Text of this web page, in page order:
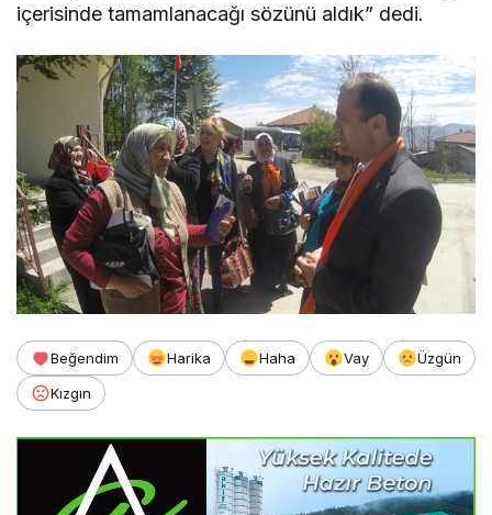
içerisinde tamamlanacağı sözünü aldık” dedi.
Beğendim Harika Haha Vay
Üzgün
Kızgın